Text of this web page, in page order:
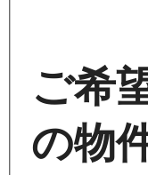
ご希
の物